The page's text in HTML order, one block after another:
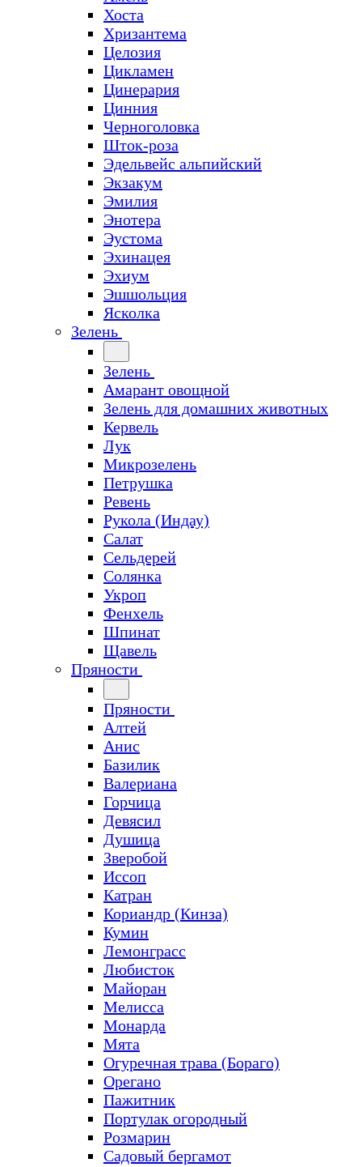
Хоста
Хризантема
Целозия
Цикламен
Цинерария
Цинния
Черноголовка
Шток-роза
Эдельвейс альпийский
Экзакум
Эмилия
Энотера
Эустома
Эхинацея
Эхиум
Эшшольция
Ясколка
Зелень
Зелень
Амарант овощной
Зелень для домашних животных
Кервель
Лук
Микрозелень
Петрушка
Ревень
Рукола (Индау)
Салат
Сельдерей
Солянка
Укроп
Фенхель
Шпинат
Щавель
Пряности
Пряности
Алтей
Анис
Базилик
Валериана
Горчица
Девясил
Душица
Зверобой
Иссоп
Катран
Кориандр (Кинза)
Кумин
Лемонграсс
Любисток
Майоран
Мелисса
Монарда
Мята
Огуречная трава (Бораго)
Орегано
Пажитник
Портулак огородный
Розмарин
Садовый бергамот